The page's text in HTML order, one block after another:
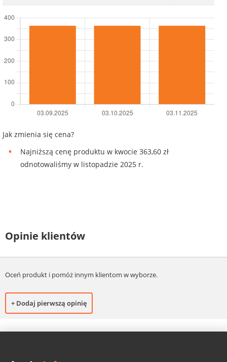
Jak zmienia się cena?
Najniższą cenę produktu w kwocie 363,60 zł
odnotowaliśmy w listopadzie 2025 r.
Opinie klientów
Oceń produkt i pomóż innym klientom w wyborze.
+ Dodaj pierwszą opinię